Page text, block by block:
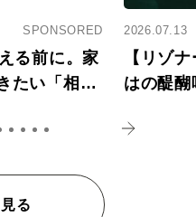
SPONSORED
る前に。家
たい「相続
2026.07.13
【リゾ
はの醍
る